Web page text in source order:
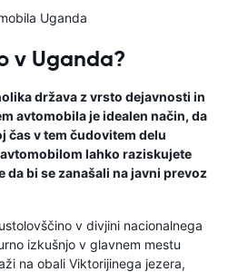
Uganda
v Uganda?
država z vrsto dejavnosti in
avtomobila je idealen način, da
čas v tem čudovitem delu
lahko raziskujete
da bi se zanašali na javni prevoz
v divjini nacionalnega
izkušnjo v glavnem mestu
na obali Viktorijinega jezera,